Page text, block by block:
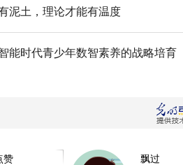
泥土，理论才能有温度
能时代青少年数智素养的战略培育
赞 飘过